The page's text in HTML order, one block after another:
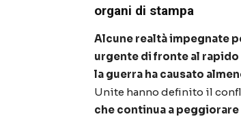
organi di stampa
Alcune realtà impegnate
urgente di fronte al
la guerra ha causato
Unite hanno definito il
che continua a peggiorare